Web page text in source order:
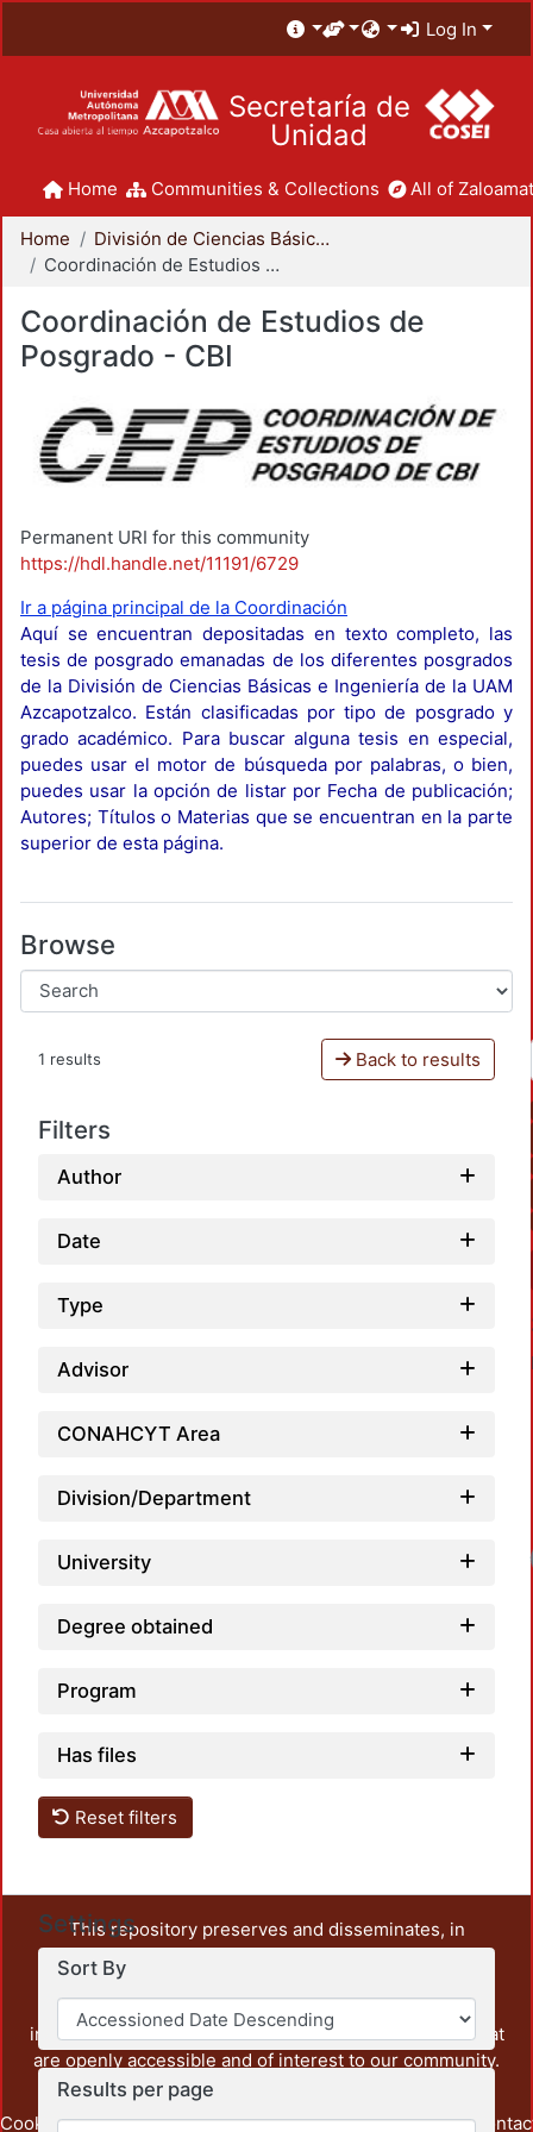
Log In
Secretaría de
Unidad
Home Communities & Collections All of
Home
División de Ciencias Básicas e Ingeniería
Coordinación de Estudios de Posgrado - CBI
Coordinación de Estudios de
Posgrado - CBI
Permanent URI for this community
https://hdl.handle.net/11191/6729
Ir a página principal de la Coordinación
Aquí se encuentran depositadas en texto completo, las
tesis de posgrado emanadas de los diferentes posgrados
de la División de Ciencias Básicas e Ingeniería de la UAM
Azcapotzalco. Están clasificadas por tipo de posgrado y
grado académico. Para buscar alguna tesis en especial,
puedes usar el motor de búsqueda por palabras, o bien,
puedes usar la opción de listar por Fecha de publicación;
Autores; Títulos o Materias que se encuentran en la parte
superior de esta página.
Browse
1 results Back to results
Filters
Author
Date
Type
Advisor
CONAHCYT Area
Division/Department
University
Degree obtained
Program
Has files
Reset filters
Settings
Sort By
Results per page
This repository preserves and disseminates, in
unrestricted open access, the teaching and research
output of UAM Azcapotzalco. It also includes some
administrative and graphic documents from the
institution, as well as content from other institutions that
are openly accessible and of interest to our community.
Cookie Privacy End User Send